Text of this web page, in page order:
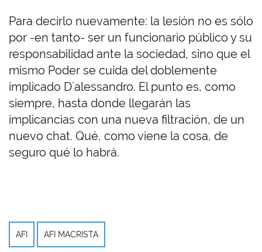
Para decirlo nuevamente: la lesión no es sólo
por -en tanto- ser un funcionario público y su
responsabilidad ante la sociedad, sino que el
mismo Poder se cuida del doblemente
implicado D´alessandro. El punto es, como
siempre, hasta donde llegarán las
implicancias con una nueva filtración, de un
nuevo chat. Qué, como viene la cosa, de
seguro qué lo habrá.
AFI AFI MACRISTA